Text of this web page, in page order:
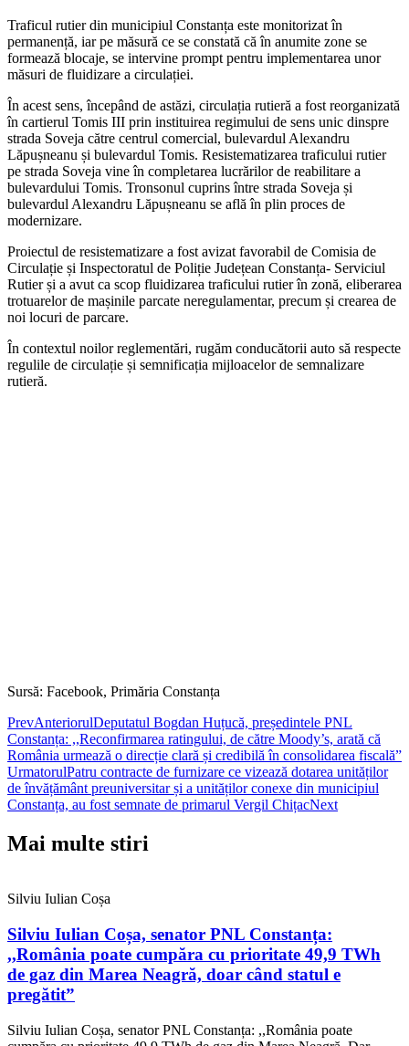
Traficul rutier din municipiul Constanța este monitorizat în
permanență, iar pe măsură ce se constată că în anumite zone se
formează blocaje, se intervine prompt pentru implementarea unor
măsuri de fluidizare a circulației.
În acest sens, începând de astăzi, circulația rutieră a fost reorganizată
în cartierul Tomis III prin instituirea regimului de sens unic dinspre
strada Soveja către centrul comercial, bulevardul Alexandru
Lăpușneanu și bulevardul Tomis. Resistematizarea traficului rutier
pe strada Soveja vine în completarea lucrărilor de reabilitare a
bulevardului Tomis. Tronsonul cuprins între strada Soveja și
bulevardul Alexandru Lăpușneanu se află în plin proces de
modernizare.
Proiectul de resistematizare a fost avizat favorabil de Comisia de
Circulație și Inspectoratul de Poliție Județean Constanța- Serviciul
Rutier și a avut ca scop fluidizarea traficului rutier în zonă, eliberarea
trotuarelor de mașinile parcate neregulamentar, precum și crearea de
noi locuri de parcare.
În contextul noilor reglementări, rugăm conducătorii auto să respecte
regulile de circulație și semnificația mijloacelor de semnalizare
rutieră.
Sursă: Facebook, Primăria Constanța
PrevAnteriorulDeputatul Bogdan Huțucă, președintele PNL
Constanța: ,,Reconfirmarea ratingului, de către Moody’s, arată că
România urmează o direcție clară și credibilă în consolidarea fiscală”
UrmatorulPatru contracte de furnizare ce vizează dotarea unităților
de învățământ preuniversitar și a unităților conexe din municipiul
Constanța, au fost semnate de primarul Vergil ChițacNext
Mai multe stiri
Silviu Iulian Coșa
Silviu Iulian Coșa, senator PNL Constanța:
,,România poate cumpăra cu prioritate 49,9 TWh
de gaz din Marea Neagră, doar când statul e
pregătit”
Silviu Iulian Coșa, senator PNL Constanța: ,,România poate